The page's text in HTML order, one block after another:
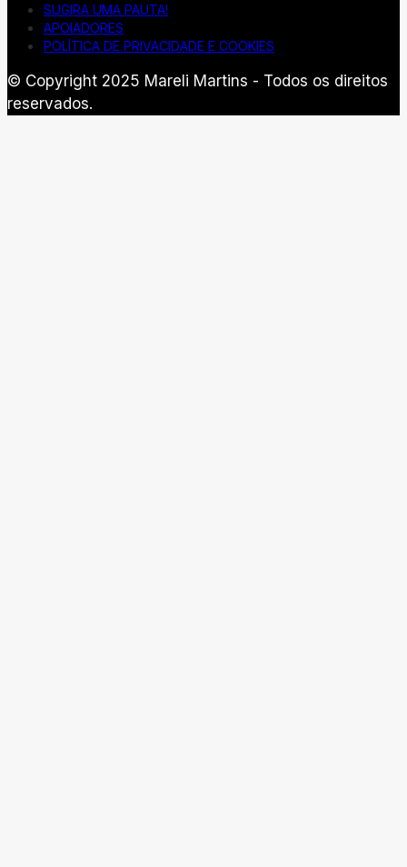
SUGIRA UMA PAUTA!
APOIADORES
POLÍTICA DE PRIVACIDADE E COOKIES
© Copyright 2025 Mareli Martins - Todos os direitos
reservados.